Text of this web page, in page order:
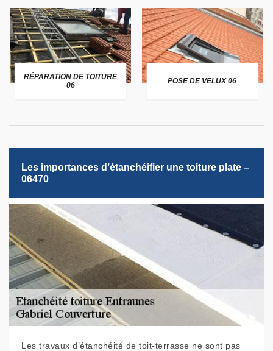
RÉPARATION DE TOITURE
06
POSE DE VELUX 06
Les importances d’étanchéifier une toiture plate –
06470
Les travaux d’étanchéité de toit-terrasse ne sont pas